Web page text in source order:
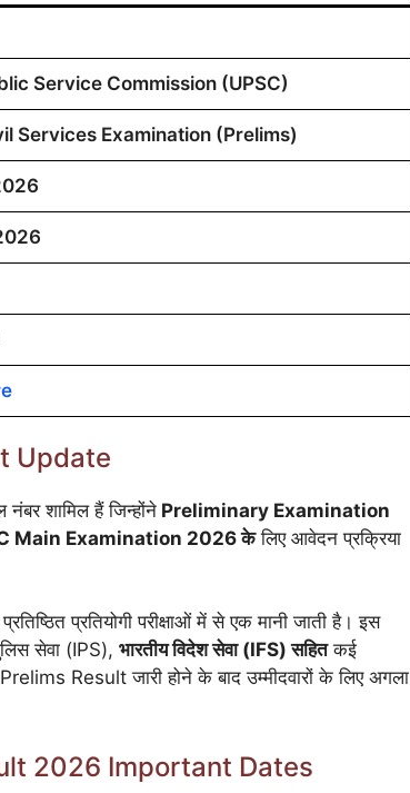
Service Commission (UPSC)
Services Examination (Prelims)
Update
नंबर शामिल हैं जिन्होंने Preliminary Examination
Main Examination 2026 केलिए आवेदन प्रक्रिया
प्रतियोगी परीक्षाओं में से एक मानी जाती है। इस
सेवा (IPS), भारतीय विदेश सेवा (IFS) सहितकई
Result जारी होने के बाद उम्मीदवारों के लिए अगला
2026 Important Dates